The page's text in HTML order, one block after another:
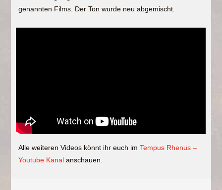
genannten Films. Der Ton wurde neu abgemischt.
Alle weiteren Videos könnt ihr euch imTempus Rhenus –
Youtube Kanal anschauen.